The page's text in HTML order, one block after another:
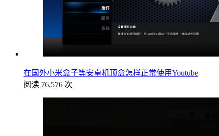
在国外小米盒子等安卓机顶盒怎样正常使用Youtube
阅读 76,576 次